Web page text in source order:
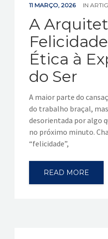
11 MARÇO, 2026 IN
A
Ética à
do Ser
​A maior parte do
do trabalho braçal,
desorientada por algo
no próximo minuto.
“felicidade”,
READ MORE